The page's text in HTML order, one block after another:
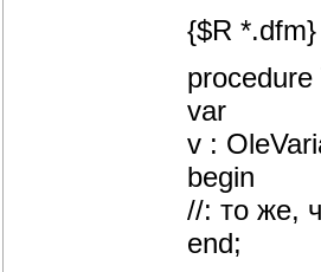
{$R *.dfm}
var
v :
begin
//: то же,
end;